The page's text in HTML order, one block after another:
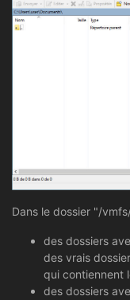
Dans le dossier "/
des dossiers
des vrais
qui contiennent
des dossiers